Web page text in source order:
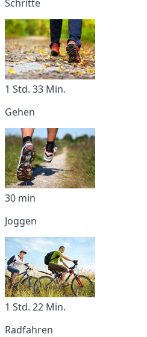
Schritte
1 Std. 33 Min.
Gehen
30 min
Joggen
1 Std. 22 Min.
Radfahren